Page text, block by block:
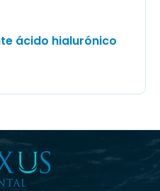
ácido hialurónico